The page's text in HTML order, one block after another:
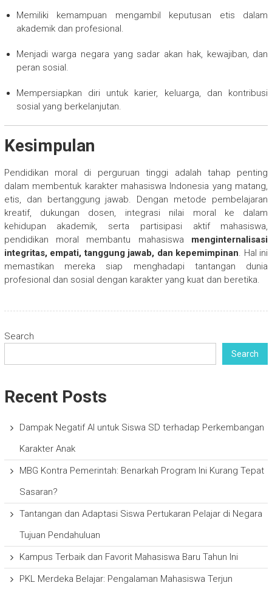
Memiliki kemampuan mengambil keputusan etis dalam
akademik dan profesional.
Menjadi warga negara yang sadar akan hak, kewajiban, dan
peran sosial.
Mempersiapkan diri untuk karier, keluarga, dan kontribusi
sosial yang berkelanjutan.
Kesimpulan
Pendidikan moral di perguruan tinggi adalah tahap penting
dalam membentuk karakter mahasiswa Indonesia yang matang,
etis, dan bertanggung jawab. Dengan metode pembelajaran
kreatif, dukungan dosen, integrasi nilai moral ke dalam
kehidupan akademik, serta partisipasi aktif mahasiswa,
pendidikan moral membantu mahasiswa menginternalisasi
integritas, empati, tanggung jawab, dan kepemimpinan. Hal ini
memastikan mereka siap menghadapi tantangan dunia
profesional dan sosial dengan karakter yang kuat dan beretika.
Search
Search
Recent Posts
Dampak Negatif AI untuk Siswa SD terhadap Perkembangan
Karakter Anak
MBG Kontra Pemerintah: Benarkah Program Ini Kurang Tepat
Sasaran?
Tantangan dan Adaptasi Siswa Pertukaran Pelajar di Negara
Tujuan Pendahuluan
Kampus Terbaik dan Favorit Mahasiswa Baru Tahun Ini
PKL Merdeka Belajar: Pengalaman Mahasiswa Terjun